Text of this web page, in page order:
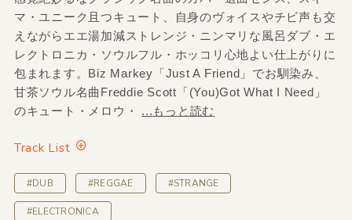
マ・ユニーク且つキュート、自身のヴォイスやチビ声も交
えながらエエ湯加減ストレンジ・ニンマリな風呂ダブ・エ
レクトロニカ・ソウルフル・ホッコリ心地よい仕上がりに
包まれます。Biz Markey「Just A Friend」でお馴染み、
甘茶ソウル名曲Freddie Scott「(You)Got What I Need」
のキュート・メロウ・
...もっと読む
Track List
#DUB #REGGAE #STRANGE
#ELECTRONICA